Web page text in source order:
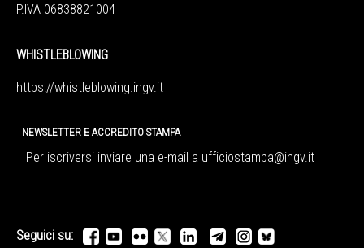
P.IVA 06838821004
WHISTLEBLOWING
https://whistleblowing.ingv. it
NEWSLETTER E ACCREDITO STAMPA
Per iscriversi inviare una e-mail a ufficiostampa@ingv.it
Seguici su: